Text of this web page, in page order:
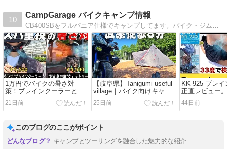
10
CampGarage バイクキャンプ情報
1万円でバイクの暑さ対
策！ブレインクーラーとク
ールベストの実力は？
21日前
【岐阜県】Tanigumi useful
village｜バイク向けキャン
プ場｜谷汲温泉まで徒歩8
分！
25日前
KK-925 ブレ
正直レビュー
マシ」でも買
理由とは
44日前
このブログのここがポイント
キャンプとツーリングを融合した魅力的な紹介